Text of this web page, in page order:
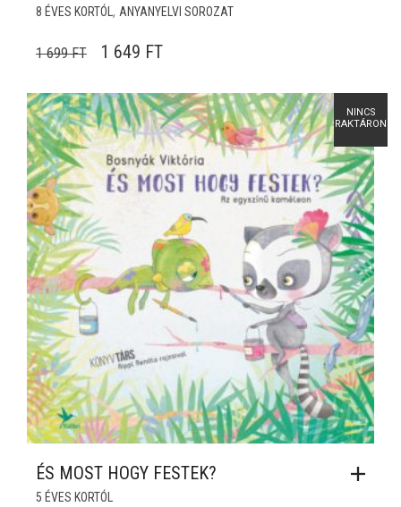
8 ÉVES KORTÓL, ANYANYELVI SOROZAT
1 699FT ORIGINAL PRICE WAS: 1 699 FT.
1 649 FTCURRENT PRICE IS: 1 649 FT.
NINCS
RAKTÁRON
ÉS MOST HOGY FESTEK?
5 ÉVES KORTÓL